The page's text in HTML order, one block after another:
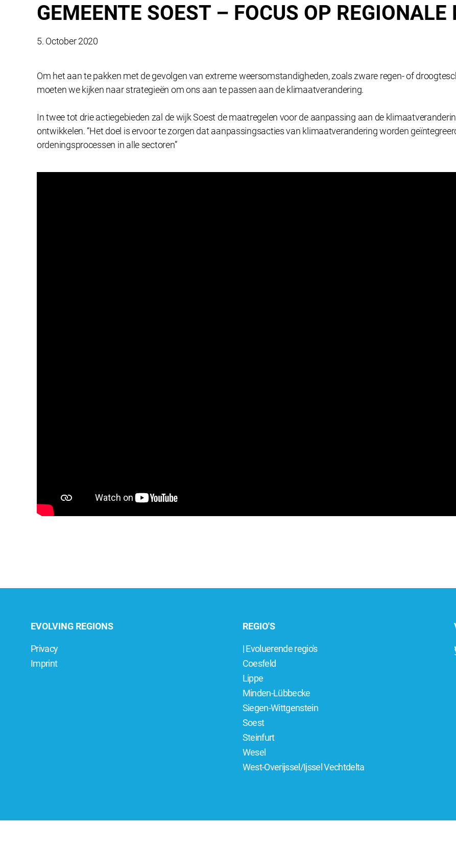
GEMEENTE SOEST – FOCUS OP
5. October 2020
Om het aan te pakken met de gevolgen van extreme weersomstandigheden, zoals zware regen- of
moeten we kijken naar strategieën om ons aan te passen aan de klimaatverandering.
In twee tot drie actiegebieden zal de wijk Soest de maatregelen voor de aanpassing aan de
ontwikkelen. “Het doel is ervoor te zorgen dat aanpassingsacties van klimaatverandering worden
ordeningsprocessen in alle sectoren”
EVOLVING REGIONS
Privacy
Imprint
REGIO'S
| Evoluerende regio's
Coesfeld
Lippe
Minden-Lübbecke
Siegen-Wittgenstein
Soest
Steinfurt
Wesel
West-Overijssel/Ijssel Vechtdelta